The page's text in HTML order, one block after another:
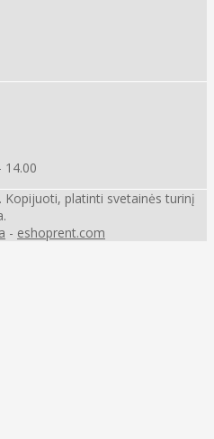
14.00
platinti svetainės turinį
- eshoprent.com